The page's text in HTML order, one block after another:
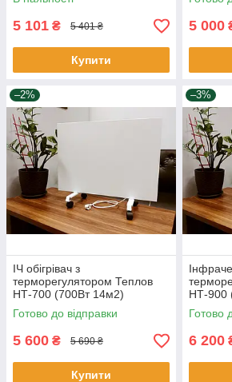
5 101 ₴ 5 401 ₴
Купити
5 000
–2%
ІЧ обігрівач з
терморегулятором Теплов
НТ-700 (700Вт 14м2)
Готово до відправки
5 600 ₴ 5 690 ₴
Купити
–3%
НТ-900
Готово
6 200